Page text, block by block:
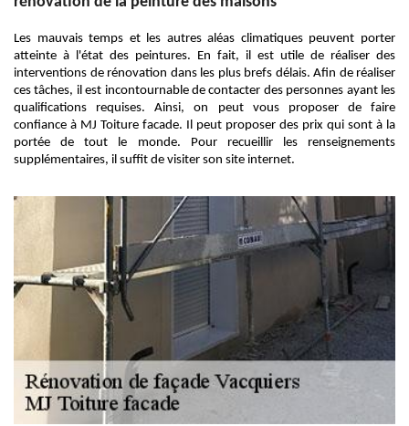
Les mauvais temps et les autres aléas climatiques peuvent porter
atteinte à l'état des peintures. En fait, il est utile de réaliser des
interventions de rénovation dans les plus brefs délais. Afin de réaliser
ces tâches, il est incontournable de contacter des personnes ayant les
qualifications requises. Ainsi, on peut vous proposer de faire
confiance à MJ Toiture facade. Il peut proposer des prix qui sont à la
portée de tout le monde. Pour recueillir les renseignements
supplémentaires, il suffit de visiter son site internet.